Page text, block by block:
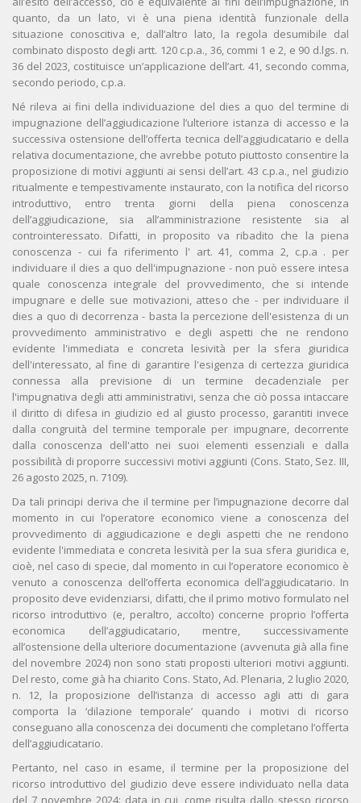
quanto, da un lato, vi è una piena identità funzionale della
situazione conoscitiva e, dall’altro lato, la regola desumibile dal
combinato disposto degli artt. 120 c.p.a., 36, commi 1 e 2, e 90 d.lgs. n.
36 del 2023, costituisce un’applicazione dell’art. 41, secondo comma,
secondo periodo, c.p.a.
Né rileva ai fini della individuazione del dies a quo del termine di
impugnazione dell’aggiudicazione l’ulteriore istanza di accesso e la
successiva ostensione dell’offerta tecnica dell’aggiudicatario e della
relativa documentazione, che avrebbe potuto piuttosto consentire la
proposizione di motivi aggiunti ai sensi dell’art. 43 c.p.a., nel giudizio
ritualmente e tempestivamente instaurato, con la notifica del ricorso
introduttivo, entro trenta giorni della piena conoscenza
dell’aggiudicazione, sia all’amministrazione resistente sia al
controinteressato. Difatti, in proposito va ribadito che la piena
conoscenza - cui fa riferimento l' art. 41, comma 2, c.p.a . per
individuare il dies a quo dell'impugnazione - non può essere intesa
quale conoscenza integrale del provvedimento, che si intende
impugnare e delle sue motivazioni, atteso che - per individuare il
dies a quo di decorrenza - basta la percezione dell'esistenza di un
provvedimento amministrativo e degli aspetti che ne rendono
evidente l'immediata e concreta lesività per la sfera giuridica
dell'interessato, al fine di garantire l'esigenza di certezza giuridica
connessa alla previsione di un termine decadenziale per
l'impugnativa degli atti amministrativi, senza che ciò possa intaccare
il diritto di difesa in giudizio ed al giusto processo, garantiti invece
dalla congruità del termine temporale per impugnare, decorrente
dalla conoscenza dell'atto nei suoi elementi essenziali e dalla
possibilità di proporre successivi motivi aggiunti (Cons. Stato, Sez. III,
26 agosto 2025, n. 7109).
Da tali principi deriva che il termine per l’impugnazione decorre dal
momento in cui l’operatore economico viene a conoscenza del
provvedimento di aggiudicazione e degli aspetti che ne rendono
evidente l'immediata e concreta lesività per la sua sfera giuridica e,
cioè, nel caso di specie, dal momento in cui l’operatore economico è
venuto a conoscenza dell’offerta economica dell’aggiudicatario. In
proposito deve evidenziarsi, difatti, che il primo motivo formulato nel
ricorso introduttivo (e, peraltro, accolto) concerne proprio l’offerta
economica dell’aggiudicatario, mentre, successivamente
all’ostensione della ulteriore documentazione (avvenuta già alla fine
del novembre 2024) non sono stati proposti ulteriori motivi aggiunti.
Del resto, come già ha chiarito Cons. Stato, Ad. Plenaria, 2 luglio 2020,
n. 12, la proposizione dell’istanza di accesso agli atti di gara
comporta la ‘dilazione temporale’ quando i motivi di ricorso
conseguano alla conoscenza dei documenti che completano l’offerta
dell’aggiudicatario.
Pertanto, nel caso in esame, il termine per la proposizione del
ricorso introduttivo del giudizio deve essere individuato nella data
del 7 novembre 2024: data in cui, come risulta dallo stesso ricorso